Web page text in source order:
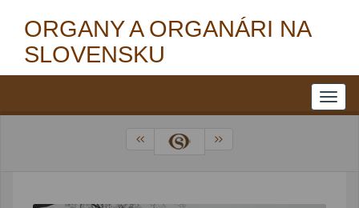
ORGANY A ORGANÁRI NA
SLOVENSKU